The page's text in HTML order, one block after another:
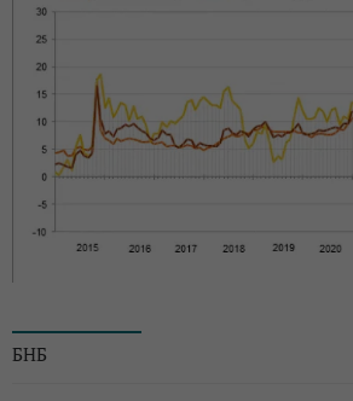
БНБ